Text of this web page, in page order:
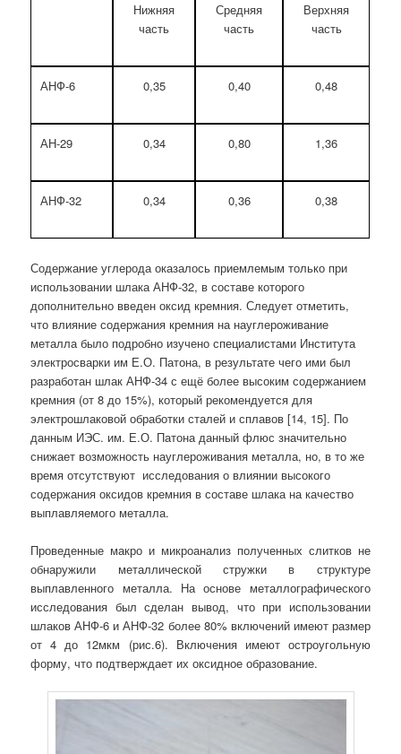
Нижняя
часть
Средняя
часть
Верхняя
часть
АНФ-6 0,35 0,40 0,48
АН-29 0,34 0,80 1,36
АНФ-32 0,34 0,36 0,38
Содержание углерода оказалось приемлемым только при
использовании шлака АНФ-32, в составе которого
дополнительно введен оксид кремния. Следует отметить,
что влияние содержания кремния на науглероживание
металла было подробно изучено специалистами Института
электросварки им Е.О. Патона, в результате чего ими был
разработан шлак АНФ-34 с ещё более высоким содержанием
кремния (от 8 до 15%), который рекомендуется для
электрошлаковой обработки сталей и сплавов [14, 15]. По
данным ИЭС. им. Е.О. Патона данный флюс значительно
снижает возможность науглероживания металла, но, в то же
время отсутствуют исследования о влиянии высокого
содержания оксидов кремния в составе шлака на качество
выплавляемого металла.
Проведенные макро и микроанализ полученных слитков не
обнаружили металлической стружки в структуре
выплавленного металла. На основе металлографического
исследования был сделан вывод, что при использовании
шлаков АНФ-6 и АНФ-32 более 80% включений имеют размер
от 4 до 12мкм (рис.6). Включения имеют остроугольную
форму, что подтверждает их оксидное образование.